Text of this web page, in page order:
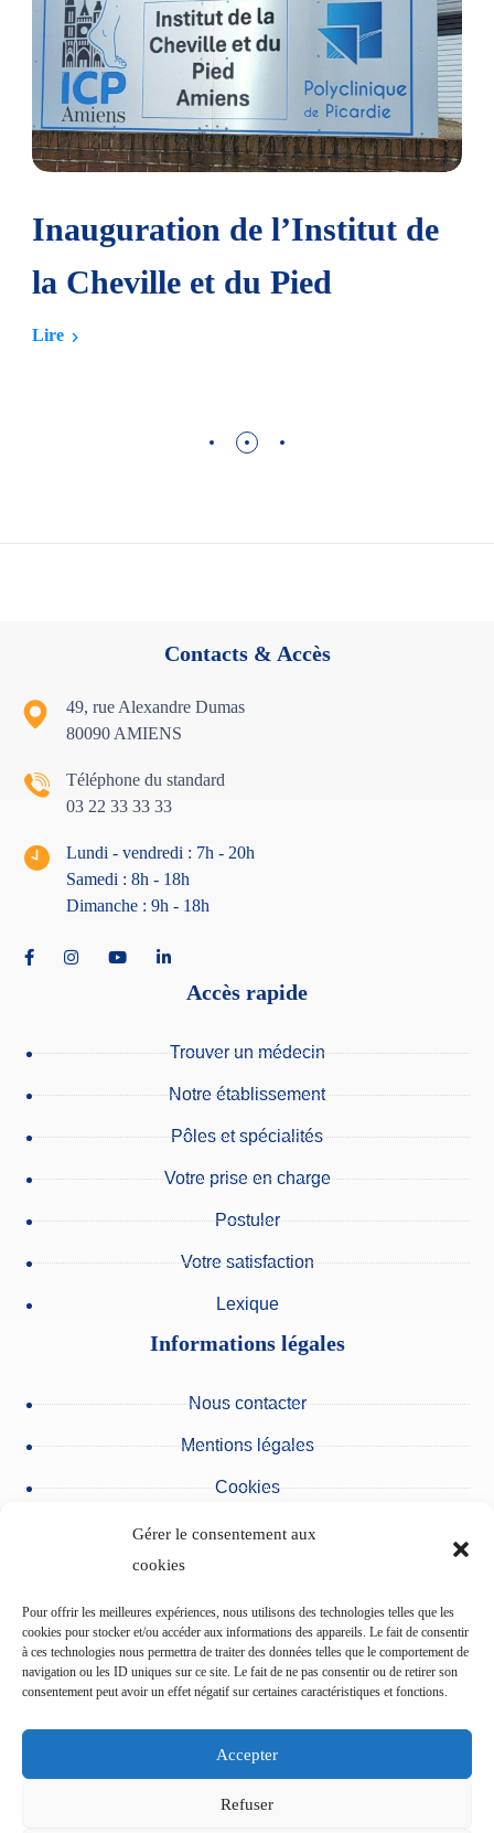
Gérer le consentement aux
cookies
Pour offrir les meilleures expériences, nous utilisons des technologies telles que les
cookies pour stocker et/ou accéder aux informations des appareils. Le fait de consentir
à ces technologies nous permettra de traiter des données telles que le comportement de
navigation ou les ID uniques sur ce site. Le fait de ne pas consentir ou de retirer son
consentement peut avoir un effet négatif sur certaines caractéristiques et fonctions.
Accepter
Refuser
Inauguration de l’Institut de
la Cheville et du Pied
Lire
Contacts & Accès
49, rue Alexandre Dumas
80090 AMIENS
Téléphone du standard
03 22 33 33 33
Lundi - vendredi : 7h - 20h
Samedi : 8h - 18h
Dimanche : 9h - 18h
Accès rapide
Trouver un médecin
Notre établissement
Pôles et spécialités
Votre prise en charge
Postuler
Votre satisfaction
Lexique
Informations légales
Nous contacter
Mentions légales
Cookies
Protection des données personnelles
Nos partenaires
Urgences du pôle des Cliniques
L’Etablissement du Val d’Ancre
Centre de cardiologie du pôle des Cliniques